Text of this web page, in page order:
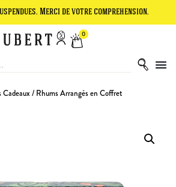
de votre compréhension. Le site
0
/ Rhums Arrangés en Coffret